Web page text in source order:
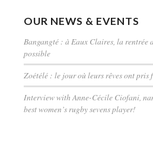
OUR NEWS & EVENTS
Bangangté : à Eaux Claires, la rentrée
possible
Zoétélé : le jour où leurs rêves ont pris
Interview with Anne-Cécile Ciofani,
best women’s rugby sevens player!